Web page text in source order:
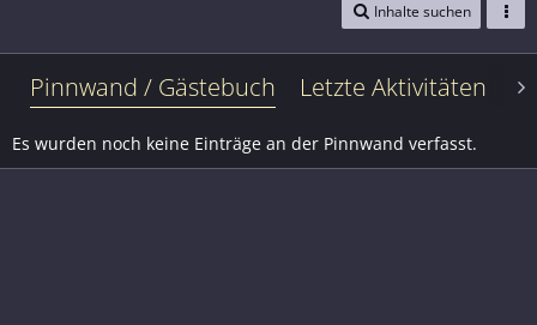
Inhalte suchen
Pinnwand / Gästebuch Letzte Aktivitäten
Es wurden noch keine Einträge an der Pinnwand verfasst.